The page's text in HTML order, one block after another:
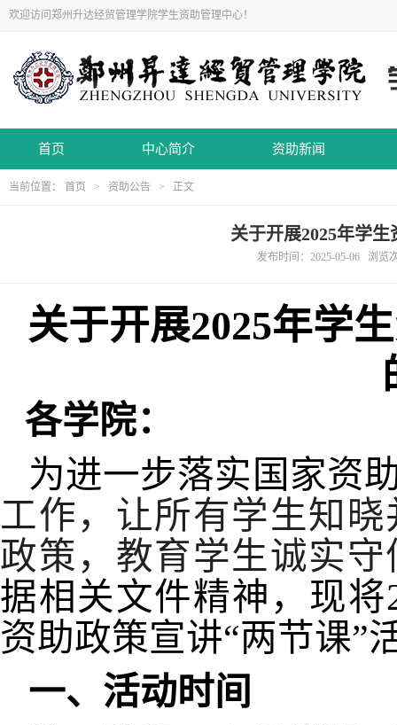
欢迎访问郑州升达经贸管理学院学生资助管理中心！
首页 中心简介 资助新闻
当前位置： 首页 > 资助公告 > 正文
关于开展2025年学
发布时间：2025-05-06 浏览
关于开展2025年学
各学院：
为进一步落实国家资
工作，让所有学生知
政策，教育学生诚实
据相关文件精神，现将
资助政策宣讲“两节课”
一、活动时间